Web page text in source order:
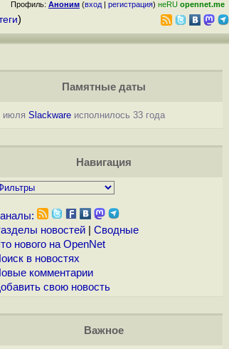
Профиль: Аноним (вход | регистрация) неRU opennet.me
)
Памятные даты
июля Slackwareисполнилось 33 года
Навигация
новостей| Сводные
нового на OpenNet
в новостях
комментарии
свою новость
Важное